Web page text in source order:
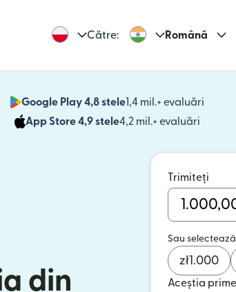
Către: Română
Google Play 4,8 stele1,4 mil.+ evaluări
(se
App Store 4,9 stele4,2 mil.+ evaluări
(se
din
Trimiteți
Sau
zł1.000
Aceștia